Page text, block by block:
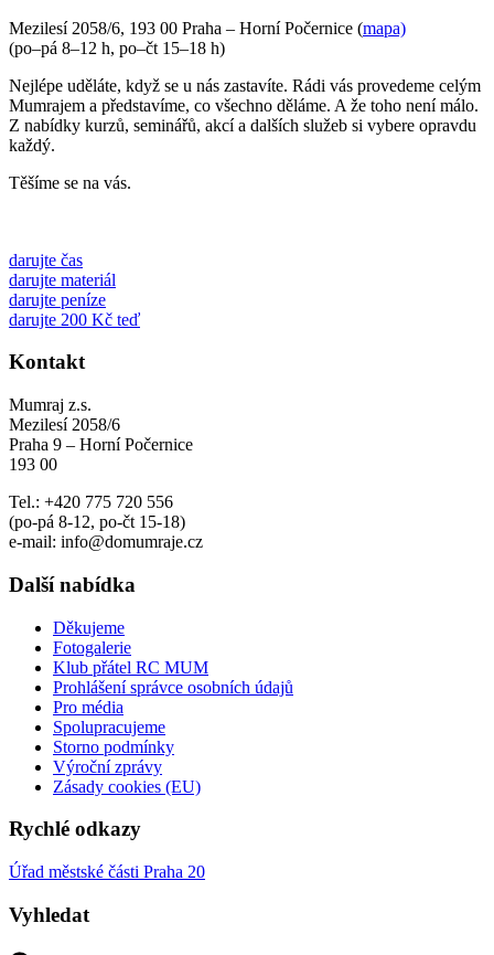
Mezilesí 2058/6, 193 00 Praha – Horní Počernice (mapa)
(po–pá 8–12 h, po–čt 15–18 h)
Nejlépe uděláte, když se u nás zastavíte. Rádi vás provedeme celým
Mumrajem a představíme, co všechno děláme. A že toho není málo.
Z nabídky kurzů, seminářů, akcí a dalších služeb si vybere opravdu
každý.
Těšíme se na vás.
darujte čas
darujte materiál
darujte peníze
darujte 200 Kč teď
Kontakt
Mumraj z.s.
Mezilesí 2058/6
Praha 9 – Horní Počernice
193 00
Tel.: +420 775 720 556
(po-pá 8-12, po-čt 15-18)
e-mail: info@domumraje.cz
Další nabídka
Děkujeme
Fotogalerie
Klub přátel RC MUM
Prohlášení správce osobních údajů
Pro média
Spolupracujeme
Storno podmínky
Výroční zprávy
Zásady cookies (EU)
Rychlé odkazy
Úřad městské části Praha 20
Vyhledat